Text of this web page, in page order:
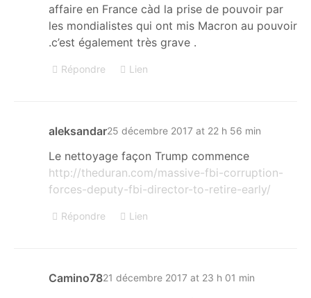
affaire en France càd la prise de pouvoir par
les mondialistes qui ont mis Macron au pouvoir
.c’est également très grave .
Répondre Lien
aleksandar25 décembre 2017 at 22 h 56 min
Le nettoyage façon Trump commence
http://theduran.com/massive-fbi-corruption-
forces-deputy-fbi-director-to-retire-early/
Répondre Lien
Camino7821 décembre 2017 at 23 h 01 min